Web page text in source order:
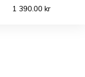
1 390.00kr